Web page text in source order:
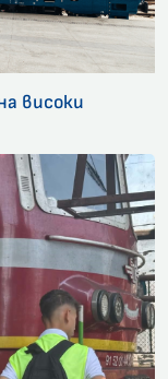
високи